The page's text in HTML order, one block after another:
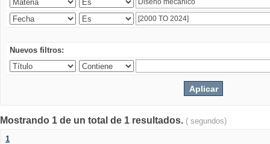
Nuevos filtros:
Mostrando 1 de un total de 1 resultados. ( segundos)
1